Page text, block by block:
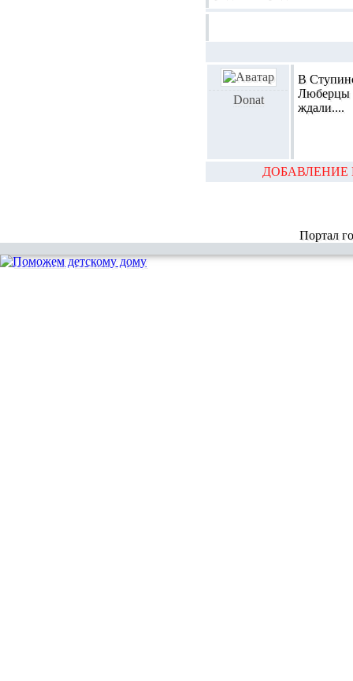
Donat
В
Люберцы
ждали....
ДОБАВЛЕНИЕ
Портал